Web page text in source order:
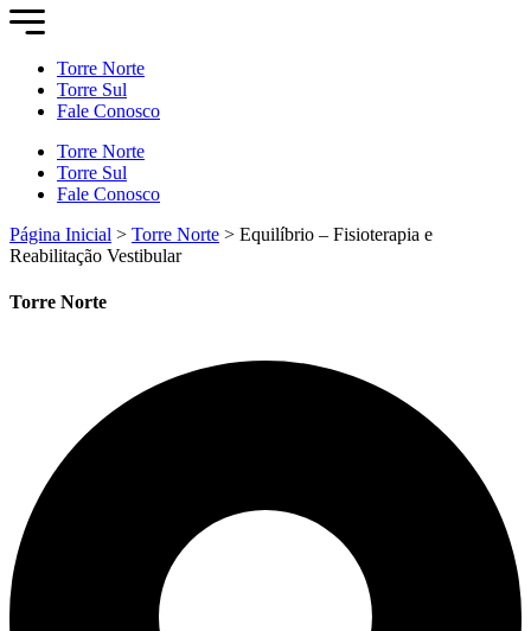
Torre Norte
Torre Sul
Fale Conosco
Torre Norte
Torre Sul
Fale Conosco
Página Inicial > Torre Norte > Equilíbrio – Fisioterapia e
Reabilitação Vestibular
Torre Norte